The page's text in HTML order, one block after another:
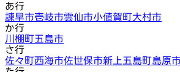
あ行
諫早市壱岐市雲仙市小値賀町大村市
か行
川棚町五島市
さ行
佐々町西海市佐世保市新上五島町島原